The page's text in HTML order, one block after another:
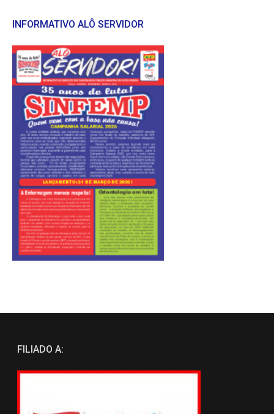
INFORMATIVO ALÔ SERVIDOR
FILIADO A: